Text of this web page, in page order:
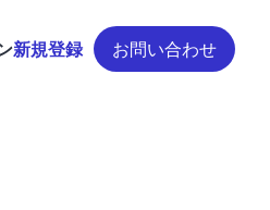
新規登録 お問い合わせ